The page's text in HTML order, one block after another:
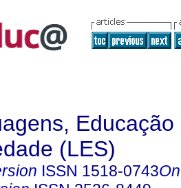
Educação
(LES)
ISSN 1518-0743